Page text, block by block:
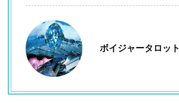
ボイジャータロット